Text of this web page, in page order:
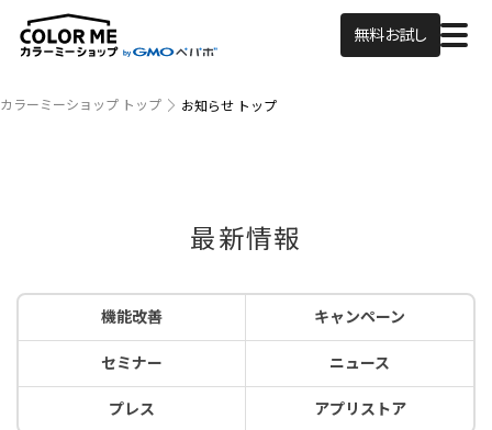
無料お試し
カラーミーショップ トップ お知らせ トップ
最新情報
機能改善 キャンペーン
セミナー ニュース
プレス アプリストア